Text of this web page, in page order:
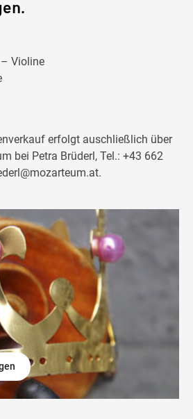
Violine
erfolgt auschließlich über
bei Petra Brüderl, Tel.: +43 662
.